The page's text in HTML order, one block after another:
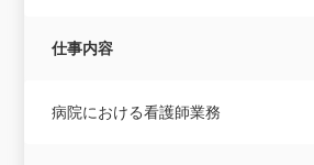
仕事内容
病院における看護師業務